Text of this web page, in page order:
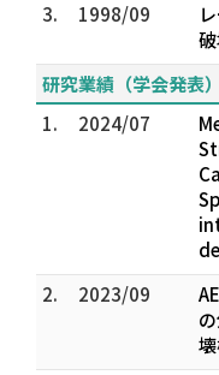
3.
1998/09
研究業績（学会発表）
1.
2024/07
2.
2023/09